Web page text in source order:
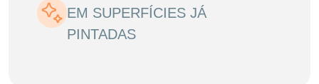
EM SUPERFÍCIES JÁ
PINTADAS